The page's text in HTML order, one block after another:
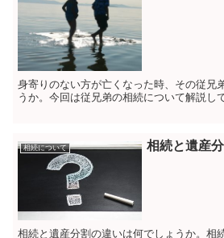
身寄りのない方が亡くなった時、その従兄
うか。今回は従兄弟の相続について解説し
相続について 相続と遺産
相続と遺産分割の違いは何でしょうか。相